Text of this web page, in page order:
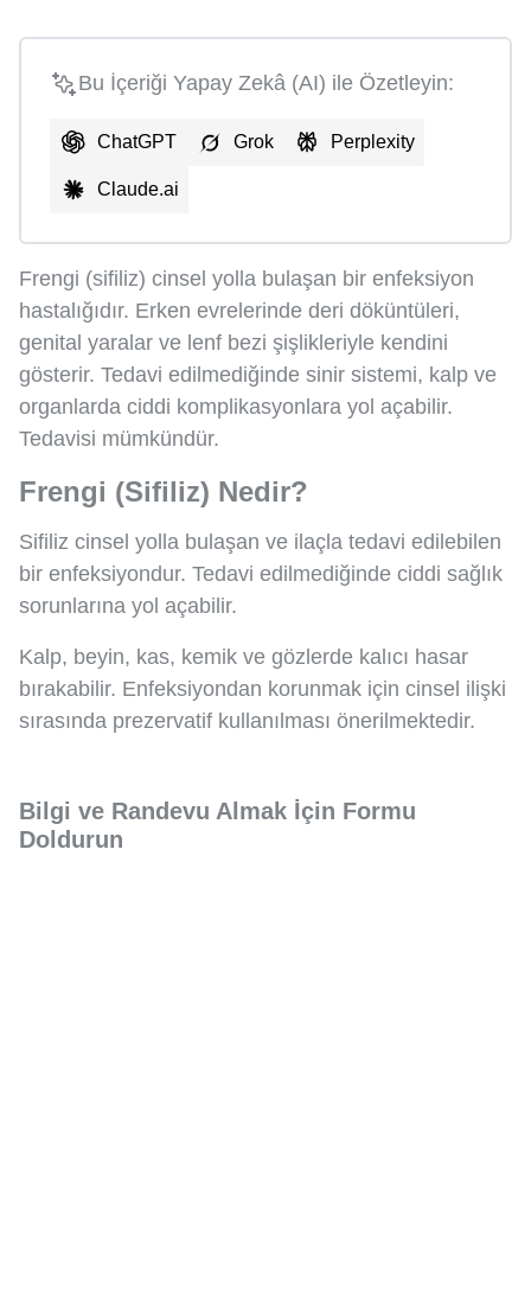
Bu İçeriği Yapay Zekâ (AI) ile Özetleyin:
ChatGPT Grok Perplexity
Claude.ai
Frengi (sifiliz) cinsel yolla bulaşan bir enfeksiyon
hastalığıdır. Erken evrelerinde deri döküntüleri,
genital yaralar ve lenf bezi şişlikleriyle kendini
gösterir. Tedavi edilmediğinde sinir sistemi, kalp ve
organlarda ciddi komplikasyonlara yol açabilir.
Tedavisi mümkündür.
Frengi (Sifiliz) Nedir?
Sifiliz cinsel yolla bulaşan ve ilaçla tedavi edilebilen
bir enfeksiyondur. Tedavi edilmediğinde ciddi sağlık
sorunlarına yol açabilir.
Kalp, beyin, kas, kemik ve gözlerde kalıcı hasar
bırakabilir. Enfeksiyondan korunmak için cinsel ilişki
sırasında prezervatif kullanılması önerilmektedir.
Bilgi ve Randevu Almak İçin Formu
Doldurun